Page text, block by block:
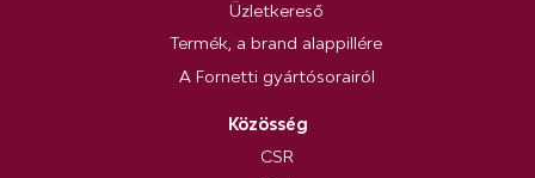
Üzletkereső
Termék, a brand alappillére
A Fornetti gyártósorairól
Közösség
CSR